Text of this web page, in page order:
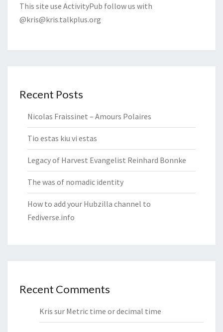
This site use ActivityPub follow us with
@kris@kris.talkplus.org
Recent Posts
Nicolas Fraissinet – Amours Polaires
Tio estas kiu vi estas
Legacy of Harvest Evangelist Reinhard Bonnke
The was of nomadic identity
How to add your Hubzilla channel to
Fediverse.info
Recent Comments
Kris sur Metric time or decimal time